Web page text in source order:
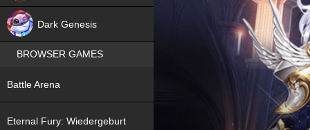
Dark Genesis
BROWSER GAMES
Battle Arena
Eternal Fury: Wiedergeburt